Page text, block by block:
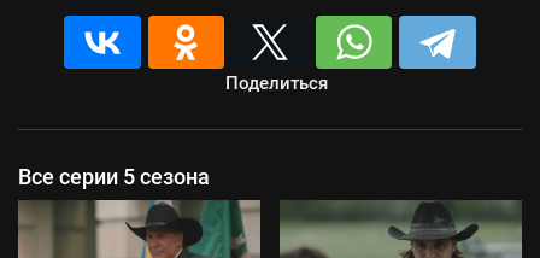
Поделиться
Все серии 5 сезона